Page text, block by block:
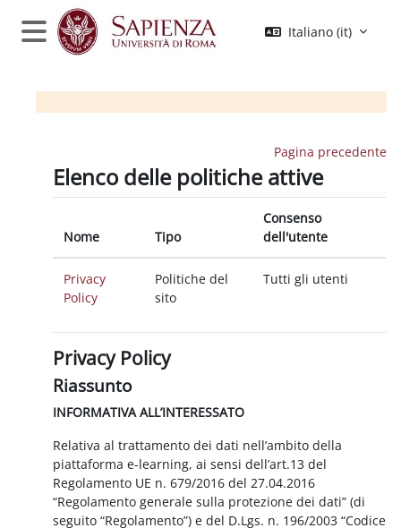
Vai al contenuto principale
Pannello laterale
Italiano ‎(it)‎
Pagina precedente
Elenco delle politiche attive
Nome Tipo
Consenso
dell'utente
Privacy
Policy
Politiche del
sito
Tutti gli utenti
Privacy Policy
Riassunto
INFORMATIVA ALL’INTERESSATO
Relativa al trattamento dei dati nell’ambito della
piattaforma e-learning, ai sensi dell’art.13 del
Regolamento UE n. 679/2016 del 27.04.2016
“Regolamento generale sulla protezione dei dati” (di
seguito “Regolamento”) e del D.Lgs. n. 196/2003 “Codice